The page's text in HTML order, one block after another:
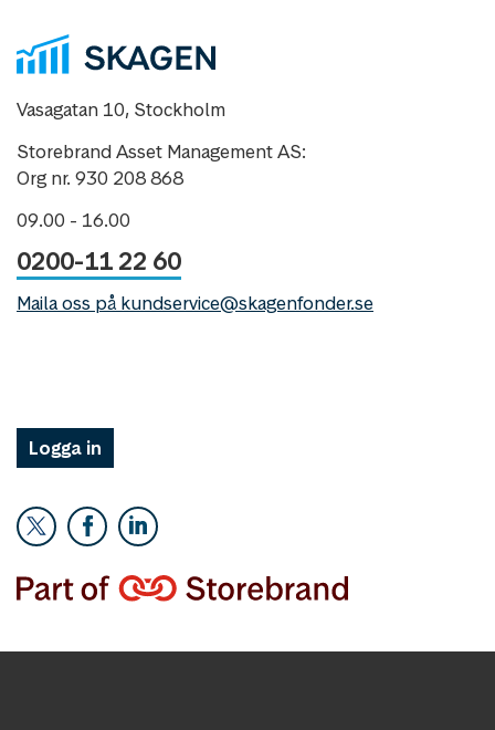
Vasagatan 10, Stockholm
Storebrand Asset Management AS:
Org nr. 930 208 868
09.00 - 16.00
0200-11 22 60
Maila oss på kundservice@skagenfonder.se
Logga in